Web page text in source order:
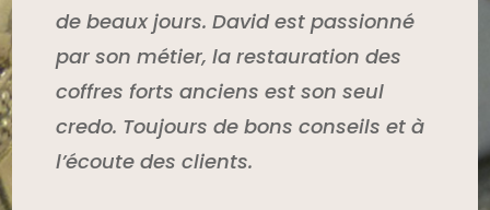
de beaux jours. David est passionné
par son métier, la restauration des
coffres forts anciens est son seul
credo. Toujours de bons conseils et à
l’écoute des clients.